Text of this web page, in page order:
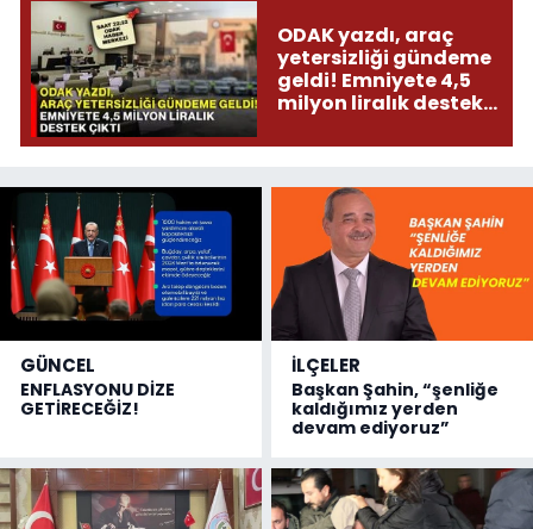
ODAK yazdı, araç
yetersizliği gündeme
geldi! Emniyete 4,5
milyon liralık destek
GÜNCEL
ENFLASYONU DİZE
GETİRECEĞİZ!
İLÇELER
Başkan Şahin, “şenliğe
kaldığımız yerden
devam ediyoruz”